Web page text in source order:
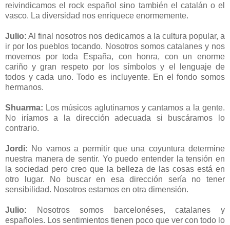
reivindicamos el rock español sino también el catalán o el
vasco. La diversidad nos enriquece enormemente.
Julio: Al final nosotros nos dedicamos a la cultura popular, a
ir por los pueblos tocando. Nosotros somos catalanes y nos
movemos por toda España, con honra, con un enorme
cariño y gran respeto por los símbolos y el lenguaje de
todos y cada uno. Todo es incluyente. En el fondo somos
hermanos.
Shuarma: Los músicos aglutinamos y cantamos a la gente.
No iríamos a la dirección adecuada si buscáramos lo
contrario.
Jordi: No vamos a permitir que una coyuntura determine
nuestra manera de sentir. Yo puedo entender la tensión en
la sociedad pero creo que la belleza de las cosas está en
otro lugar. No buscar en esa dirección sería no tener
sensibilidad. Nosotros estamos en otra dimensión.
Julio: Nosotros somos barcelonéses, catalanes y
españoles. Los sentimientos tienen poco que ver con todo lo